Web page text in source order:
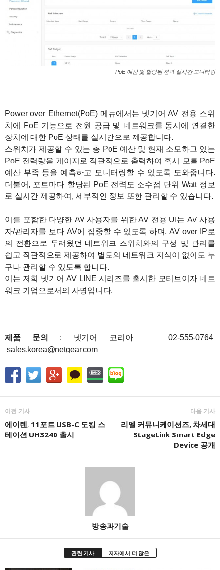
PoE 예산 및 할당된 전력 실시간 모니터링
Power over Ethernet(PoE) 메뉴에서는 넷기어 AV 전용 스위
치에 PoE 기능으로 전원 공급 및 네트워크를 동시에 연결한
장치에 대한 PoE 상태를 실시간으로 제공합니다.
스위치가 제공할 수 있는 총 PoE 예산 및 현재 소모하고 있는
PoE 전력량을 게이지로 직관적으로 출력하여 혹시 모를 PoE
예산 부족 등을 예측하고 모니터링할 수 있도록 도와줍니다.
더불어, 포트마다 할당된 PoE 전력도 소수점 단위 Watt 정보
로 실시간 제공하여, 세부적인 정보 또한 관리할 수 있습니다.
이를 포함한 다양한 AV 사용자를 위한 AV 전용 UI는 AV 사용
자/관리자를 보다 AV에 집중할 수 있도록 하며, AV over IP로
의 전환으로 두려웠던 네트워크 스위치와의 구성 및 관리를
쉽고 직관적으로 제공하여 별도의 네트워크 지식이 없이도 누
구나 관리할 수 있도록 합니다.
이는 저희 넷기어 AV LINE 시리즈를 출시한 모티브이자 네트
워크 기업으로서의 사명입니다.
제품 문의
: 넷기어 코리아 02-555-0764
sales.korea@netgear.com
이전 기사
에이텐, 11포트 USB-C 도킹 스
테이션 UH3240 출시
다음 기사
리델 커뮤니케이션즈, 차세대
StageLink Smart Edge
Device 공개
방송과기술
관련 기사 저자에서 더 많은